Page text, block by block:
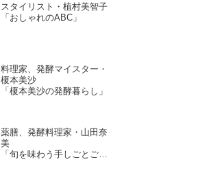
スタイリスト・植村美智子
「おしゃれのABC」
料理家、発酵マイスター・
榎本美沙
「榎本美沙の発酵暮らし」
薬膳、発酵料理家・山田奈
美
「旬を味わう手しごとごよ